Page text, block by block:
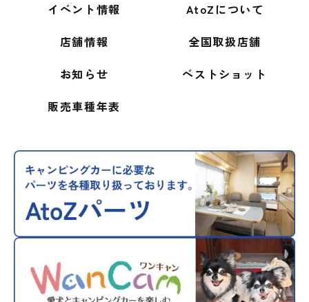
イベント情報
AtoZについて
店舗情報
全国取扱店舗
お知らせ
ベストショット
販売車種年表